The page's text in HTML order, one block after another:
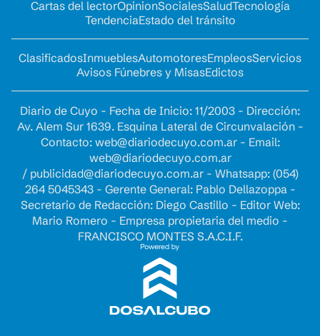
Cartas del lectorOpinionSocialesSaludTecnología
TendenciaEstado del tránsito
ClasificadosInmueblesAutomotoresEmpleosServicios
Avisos Fúnebres y MisasEdictos
Diario de Cuyo - Fecha de Inicio: 11/2003 - Dirección:
Av. Alem Sur 1639. Esquina Lateral de Circunvalación -
Contacto: web@diariodecuyo.com.ar- Email:
web@diariodecuyo.com.ar
/ publicidad@diariodecuyo.com.ar- Whatsapp: (054)
264 5045343 - Gerente General: Pablo Dellazoppa -
Secretario de Redacción: Diego Castillo - Editor Web:
Mario Romero - Empresa propietaria del medio -
FRANCISCO MONTES S.A.C.I.F.